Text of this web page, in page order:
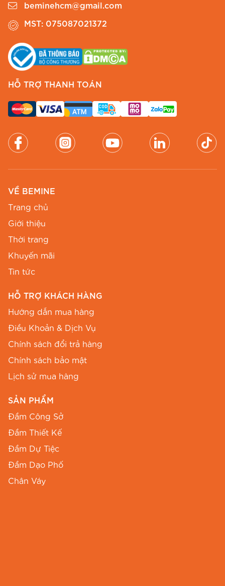
beminehcm@gmail.com
MST: 075087021372
HỖ TRỢ THANH TOÁN
VỀ BEMINE
Trang chủ
Giới thiệu
Thời trang
Khuyến mãi
Tin tức
HỖ TRỢ KHÁCH HÀNG
Hướng dẫn mua hàng
Điều Khoản & Dịch Vụ
Chính sách đổi trả hàng
Chính sách bảo mật
Lịch sử mua hàng
SẢN PHẨM
Đầm Công Sở
Đầm Thiết Kế
Đầm Dự Tiệc
Đầm Dạo Phố
Chân Váy